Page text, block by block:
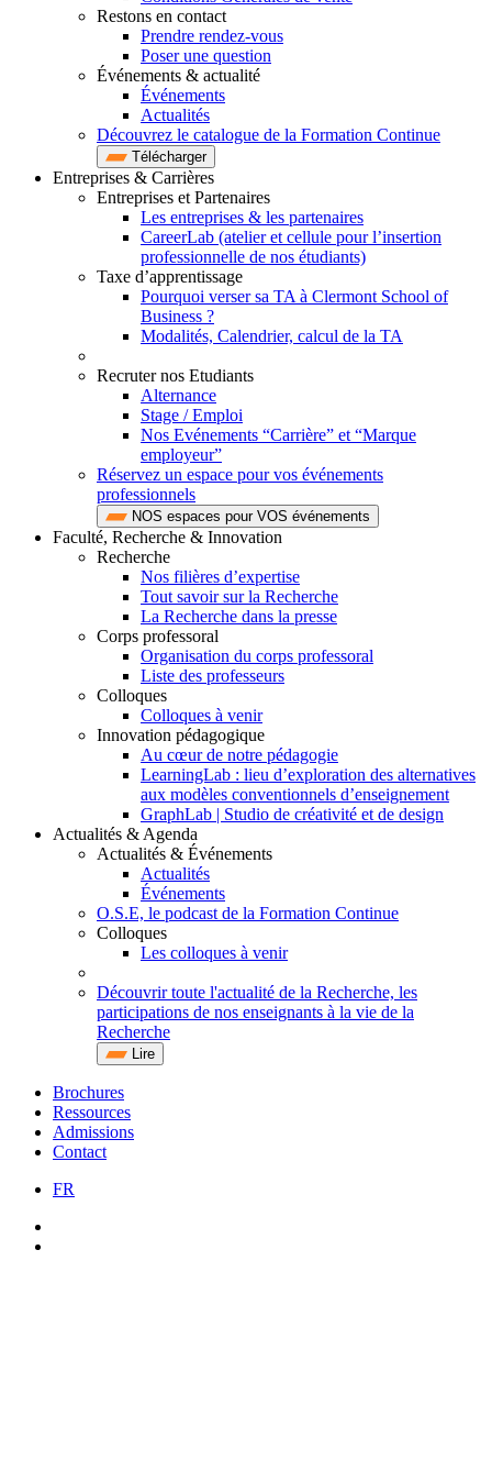
Restons en contact
Prendre rendez-vous
Poser une question
Événements & actualité
Événements
Actualités
Découvrez le catalogue de la Formation Continue
Télécharger
Entreprises & Carrières
Entreprises et Partenaires
Les entreprises & les partenaires
CareerLab (atelier et cellule pour l’insertion
professionnelle de nos étudiants)
Taxe d’apprentissage
Pourquoi verser sa TA à Clermont School of
Business ?
Modalités, Calendrier, calcul de la TA
Recruter nos Etudiants
Alternance
Stage / Emploi
Nos Evénements “Carrière” et “Marque
employeur”
Réservez un espace pour vos événements
professionnels
NOS espaces pour VOS événements
Faculté, Recherche & Innovation
Recherche
Nos filières d’expertise
Tout savoir sur la Recherche
La Recherche dans la presse
Corps professoral
Organisation du corps professoral
Liste des professeurs
Colloques
Colloques à venir
Innovation pédagogique
Au cœur de notre pédagogie
LearningLab : lieu d’exploration des alternatives
aux modèles conventionnels d’enseignement
GraphLab | Studio de créativité et de design
Actualités & Agenda
Actualités & Événements
Actualités
Événements
O.S.E, le podcast de la Formation Continue
Colloques
Les colloques à venir
Découvrir toute l'actualité de la Recherche, les
participations de nos enseignants à la vie de la
Recherche
Lire
Brochures
Ressources
Admissions
Contact
FR